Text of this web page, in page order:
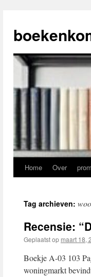
de
inhoud
Home Over
Tag archieven:
Recensie:
Geplaatst op maart 18,
Boekje A-03 103
woningmarkt